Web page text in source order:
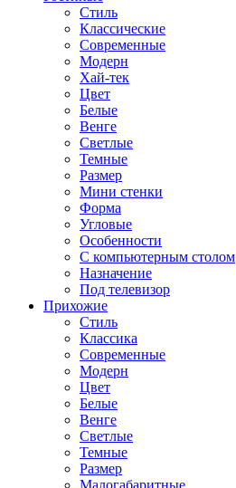
Стиль
Классические
Современные
Модерн
Хай-тек
Цвет
Белые
Венге
Светлые
Темные
Размер
Мини стенки
Форма
Угловые
Особенности
С компьютерным столом
Назначение
Под телевизор
Прихожие
Стиль
Классика
Современные
Модерн
Цвет
Белые
Венге
Светлые
Темные
Размер
Малогабаритные